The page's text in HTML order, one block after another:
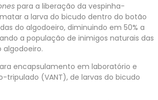
para a liberação da vespinha-
a larva do bicudo dentro do botão
do algodoeiro, diminuindo em 50% a
a população de inimigos naturais das
algodoeiro.
encapsulamento em laboratório e
(VANT), de larvas do bicudo